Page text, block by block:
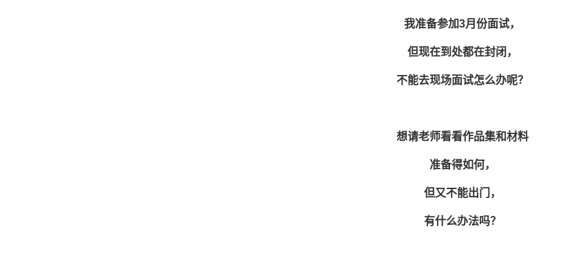
我准备参加3月份面试，
但现在到处都在封闭，
不能去现场面试怎么办呢？
想请老师看看作品集和材料
准备得如何，
但又不能出门，
有什么办法吗？